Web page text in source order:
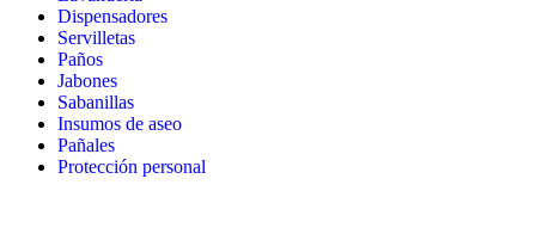
Dispensadores
Servilletas
Paños
Jabones
Sabanillas
Insumos de aseo
Pañales
Protección personal